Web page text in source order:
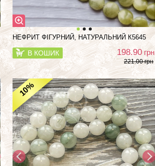
НЕФРИТ ФІГУРНИЙ, НАТУРАЛЬНИЙ К5645
В КОШИК 198.90 грн
221.00 грн
10%